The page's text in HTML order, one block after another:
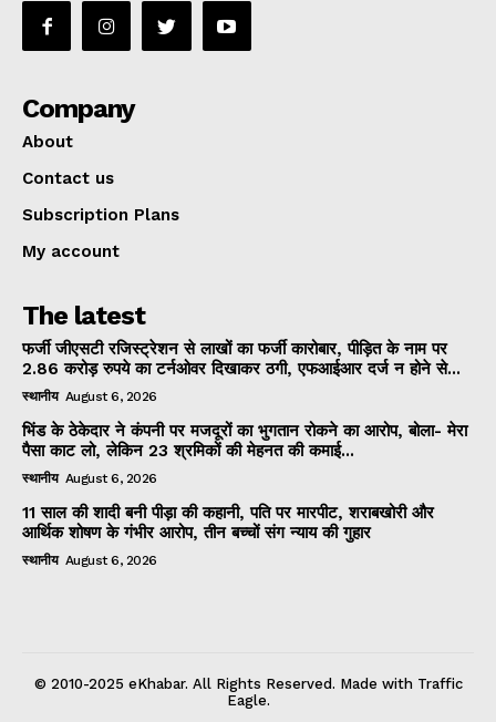
Company
About
Contact us
Subscription Plans
My account
The latest
फर्जी जीएसटी रजिस्ट्रेशन से लाखों का फर्जी कारोबार, पीड़ित के नाम पर
2.86 करोड़ रुपये का टर्नओवर दिखाकर ठगी, एफआईआर दर्ज न होने से...
स्थानीय August 6, 2026
भिंड के ठेकेदार ने कंपनी पर मजदूरों का भुगतान रोकने का आरोप, बोला- मेरा
पैसा काट लो, लेकिन 23 श्रमिकों की मेहनत की कमाई...
स्थानीय August 6, 2026
11 साल की शादी बनी पीड़ा की कहानी, पति पर मारपीट, शराबखोरी और
आर्थिक शोषण के गंभीर आरोप, तीन बच्चों संग न्याय की गुहार
स्थानीय August 6, 2026
© 2010-2025 eKhabar. All Rights Reserved. Made with Traffic
Eagle.